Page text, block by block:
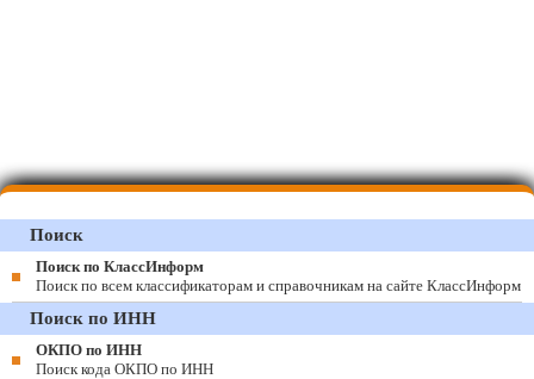
Поиск
Поиск по КлассИнформ
Поиск по всем классификаторам и справочникам на сайте КлассИнформ
Поиск по ИНН
ОКПО по ИНН
Поиск кода ОКПО по ИНН